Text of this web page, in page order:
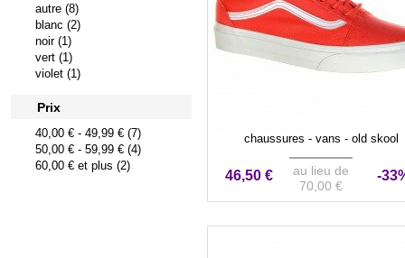
autre (8)
blanc (2)
noir (1)
vert (1)
violet (1)
Prix
40,00 € -49,99 € (7)
50,00 € -59,99 € (4)
60,00 € et plus (2)
chaussures - vans - old skool
46,50 €
au lieu de
70,00 €
-